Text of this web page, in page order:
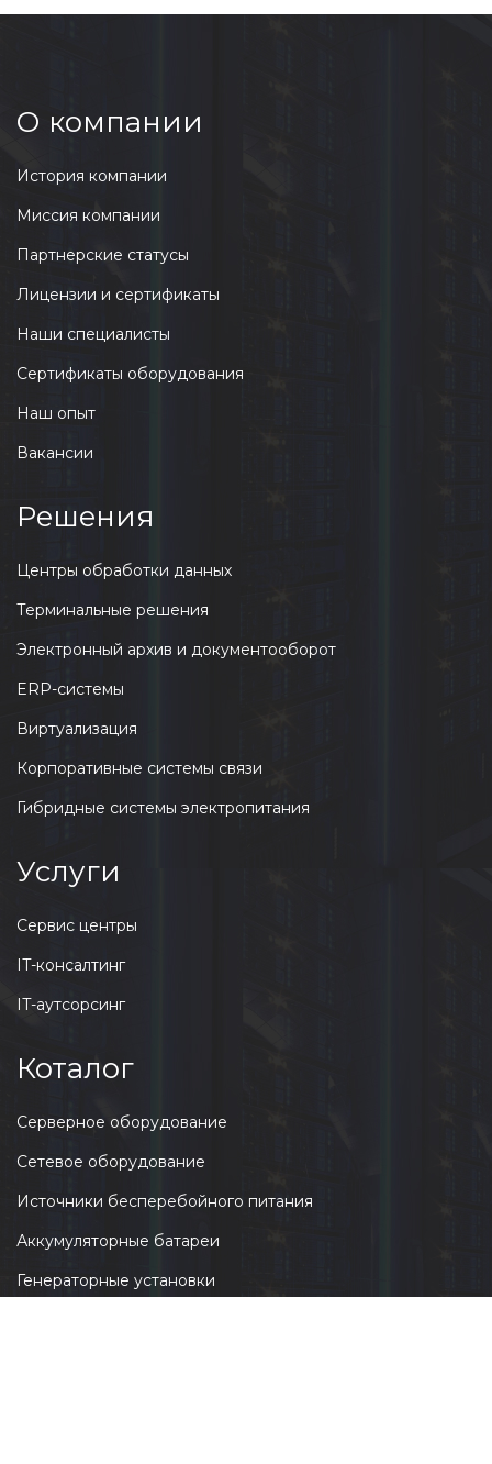
О компании
История компании
Миссия компании
Партнерские статусы
Лицензии и сертификаты
Наши специалисты
Сертификаты оборудования
Наш опыт
Вакансии
Решения
Центры обработки данных
Терминальные решения
Электронный архив и документооборот
ERP-системы
Виртуализация
Корпоративные системы связи
Гибридные системы электропитания
Услуги
Сервис центры
IT-консалтинг
IT-аутсорсинг
Коталог
Серверное оборудование
Сетевое оборудование
Источники бесперебойного питания
Аккумуляторные батареи
Генераторные установки